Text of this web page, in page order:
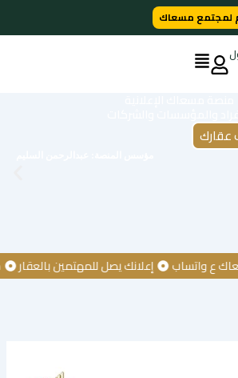
لمجتمع مسعاك
واتساب إعلانك يصل للمهتمين بالعقار كن